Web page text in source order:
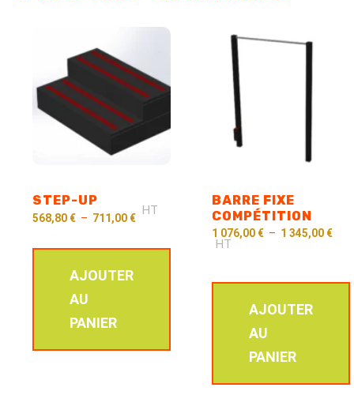
STEP-UP
568,80 € – 711,00 €
HT
AJOUTER
AU
PANIER
BARRE FIXE
COMPÉTITION
1 076,00 € – 1 345,00 €
HT
AJOUTER
AU
PANIER